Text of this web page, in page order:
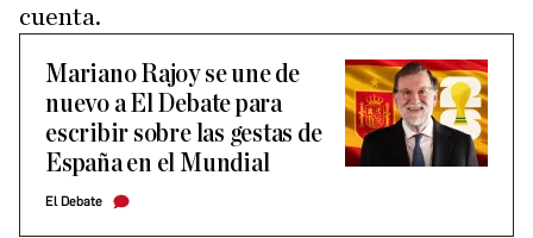
cuenta.
Mariano Rajoy se une de
nuevo a El Debate para
escribir sobre las gestas de
España en el Mundial
El Debate